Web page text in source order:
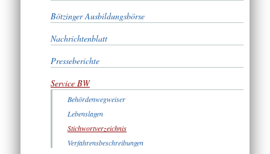
Bötzinger Ausbildungsbörse
Nachrichtenblatt
Presseberichte
Service BW
Behördenwegweiser
Lebenslagen
Stichwortverzeichnis
Verfahrensbeschreibungen